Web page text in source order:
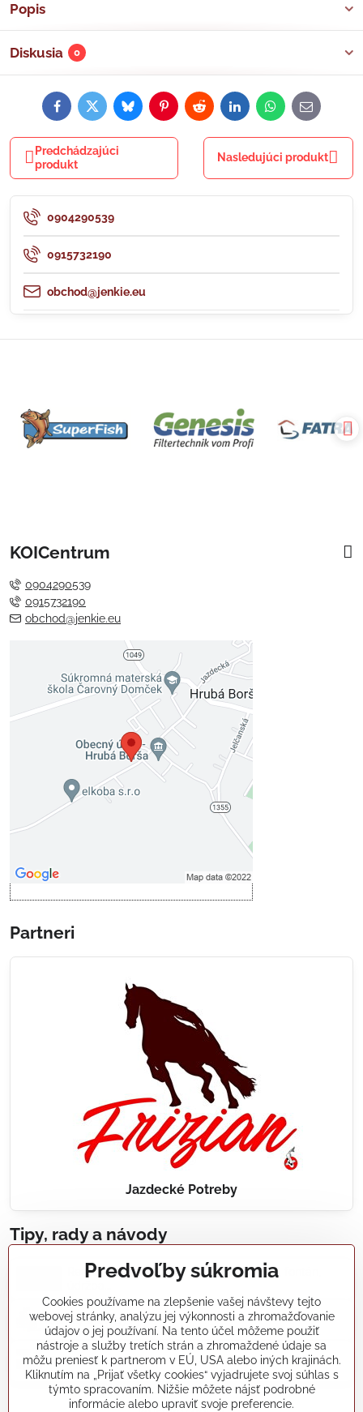
Popis
Diskusia 0
FacebookTwitterBlueskyPinterestRedditLinkedInWhatsApp
E-
mail
Predchádzajúci
produkt
Nasledujúci produkt
0904290539
0915732190
obchod@jenkie.eu
KOICentrum
0904290539
0915732190
obchod@jenkie.eu
Externý obsah je blokovaný
Voľbami súkromia
Prajete si načítať externý obsah?
Povoliť tentokrát
Povoliť a zapamätať - súhlas s
Partneri
Jazdecké Potreby
Tipy, rady a návody
Realizácie záhradných jazierok, bazénov, fontán,
Články a blogy
Rady a návody
Predvoľby súkromia
Cookies používame na zlepšenie vašej návštevy tejto
webovej stránky, analýzu jej výkonnosti a zhromažďovanie
údajov o jej používaní. Na tento účel môžeme použiť
nástroje a služby tretích strán a zhromaždené údaje sa
môžu preniesť k partnerom v EÚ, USA alebo iných krajinách.
Kliknutím na „Prijať všetky cookies“ vyjadrujete svoj súhlas s
týmto spracovaním. Nižšie môžete nájsť podrobné
informácie alebo upraviť svoje preferencie.